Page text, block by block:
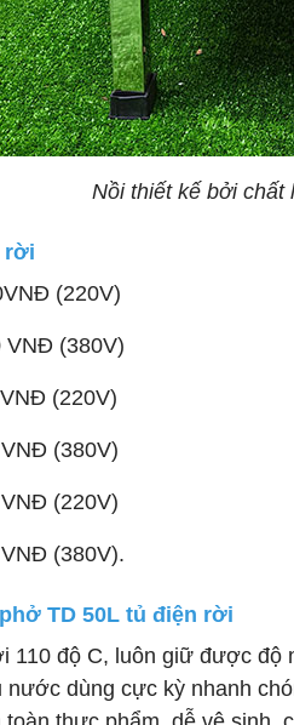
Nồi thiết kế bởi chất
rời
(220V)
(380V)
(220V)
(380V)
(220V)
(380V).
TD 50L tủ điện rời
110 độ C, luôn giữ được
dùng cực kỳ nhanh